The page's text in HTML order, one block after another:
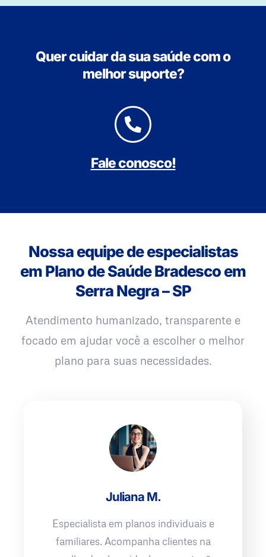
Quer cuidar da sua saúde com o
melhor suporte?
Fale conosco!
Nossa equipe de especialistas
em Plano de Saúde Bradesco em
Serra Negra – SP
Atendimento humanizado, transparente e
focado em ajudar você a escolher o melhor
plano para suas necessidades.
Juliana M.
Especialista em planos individuais e
familiares. Acompanha clientes na